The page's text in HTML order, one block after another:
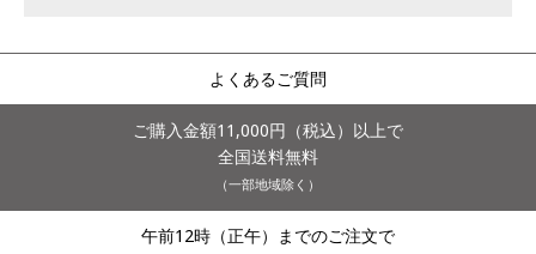
よくあるご質問
ご購入金額11,000円（税込）以上で
全国送料無料
（一部地域除く）
午前12時（正午）までのご注文で